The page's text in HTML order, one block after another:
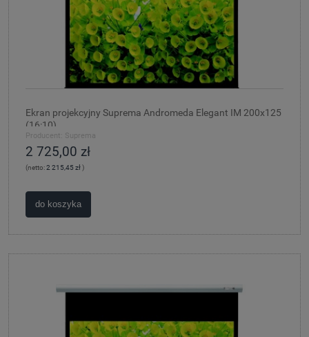
Ekran projekcyjny Suprema Andromeda Elegant IM 200x125
(16:10)
Producent: Suprema
2 725,00 zł
(netto:2 215,45 zł )
do koszyka